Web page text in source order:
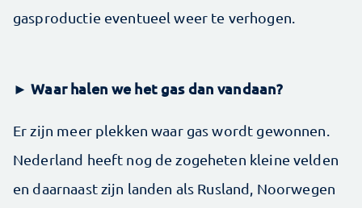
gasproductie eventueel weer te verhogen.
► Waar halen we het gas dan vandaan?
Er zijn meer plekken waar gas wordt gewonnen.
Nederland heeft nog de zogeheten kleine velden
en daarnaast zijn landen als Rusland, Noorwegen